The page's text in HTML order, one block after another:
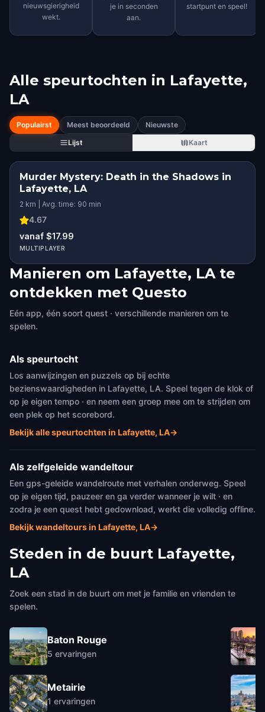
nieuwsgierigheid
wekt.
je in seconden
aan.
startpunt en speel!
Alle speurtochten in Lafayette,
LA
Populairst Meest beoordeeld
Nieuwste
Lijst
Kaart
Murder Mystery: Death in the Shadows in
Lafayette, LA
2 km | Avg. time: 90 min
4.67
vanaf $17.99
MULTIPLAYER
Manieren om Lafayette, LA te
ontdekken met Questo
Eén app, één soort quest · verschillende manieren om te
spelen.
Als speurtocht
Los aanwijzingen en puzzels op bij echte
bezienswaardigheden in Lafayette, LA. Speel tegen de klok of
op je eigen tempo · en neem een groep mee om te strijden om
een plek op het scorebord.
Bekijk alle speurtochten in Lafayette, LA→
Als zelfgeleide wandeltour
Een gps-geleide wandelroute met verhalen onderweg. Speel
op je eigen tijd, pauzeer en ga verder wanneer je wilt · en
zodra je een quest hebt gedownload, werkt die volledig offline.
Bekijk wandeltours in Lafayette, LA→
Steden in de buurt Lafayette,
LA
Zoek een stad in de buurt om met je familie en vrienden te
spelen.
Baton Rouge
5 ervaringen
Metairie
1 ervaringen